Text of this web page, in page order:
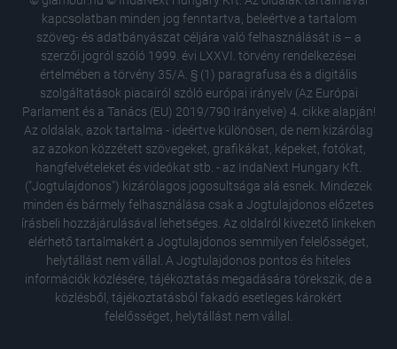
kapcsolatban minden jog fenntartva, beleértve a tartalom
szöveg- és adatbányászat céljára való felhasználását is – a
szerzői jogról szóló 1999. évi LXXVI. törvény rendelkezései
értelmében a törvény 35/A. § (1) paragrafusa és a digitális
szolgáltatások piacairól szóló európai irányelv (Az Európai
Parlament és a Tanács (EU) 2019/790 Irányelve) 4. cikke alapján!
Az oldalak, azok tartalma - ideértve különösen, de nem kizárólag
az azokon közzétett szövegeket, grafikákat, képeket, fotókat,
hangfelvételeket és videókat stb. - az IndaNext Hungary Kft.
("Jogtulajdonos") kizárólagos jogosultsága alá esnek. Mindezek
minden és bármely felhasználása csak a Jogtulajdonos előzetes
írásbeli hozzájárulásával lehetséges. Az oldalról kivezető linkeken
elérhető tartalmakért a Jogtulajdonos semmilyen felelősséget,
helytállást nem vállal. A Jogtulajdonos pontos és hiteles
információk közlésére, tájékoztatás megadására törekszik, de a
közlésből, tájékoztatásból fakadó esetleges károkért
felelősséget, helytállást nem vállal.